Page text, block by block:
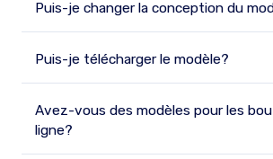
Puis-je changer la conception du
Puis-je télécharger le modèle?
Avez-vous des modèles pour les
ligne?